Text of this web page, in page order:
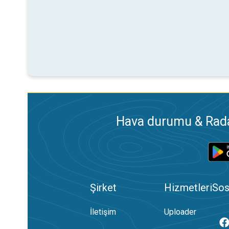
Hava durumu &
Şirket
İletişim
Hizmetleri
Uploader